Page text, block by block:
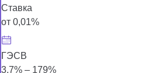
Ставка
от 0,01%
ГЭСВ
3,7% – 179%